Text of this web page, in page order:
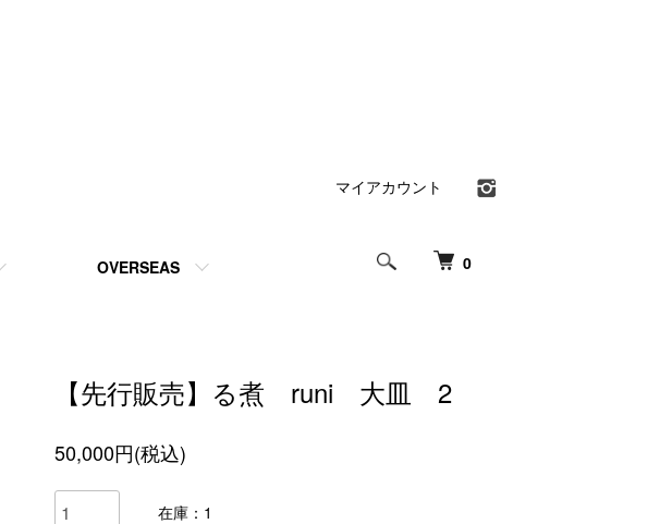
0
OVERSEAS
マイアカウント
【先行販売】る煮 runi 大皿 2
50,000円(税込)
在庫：1